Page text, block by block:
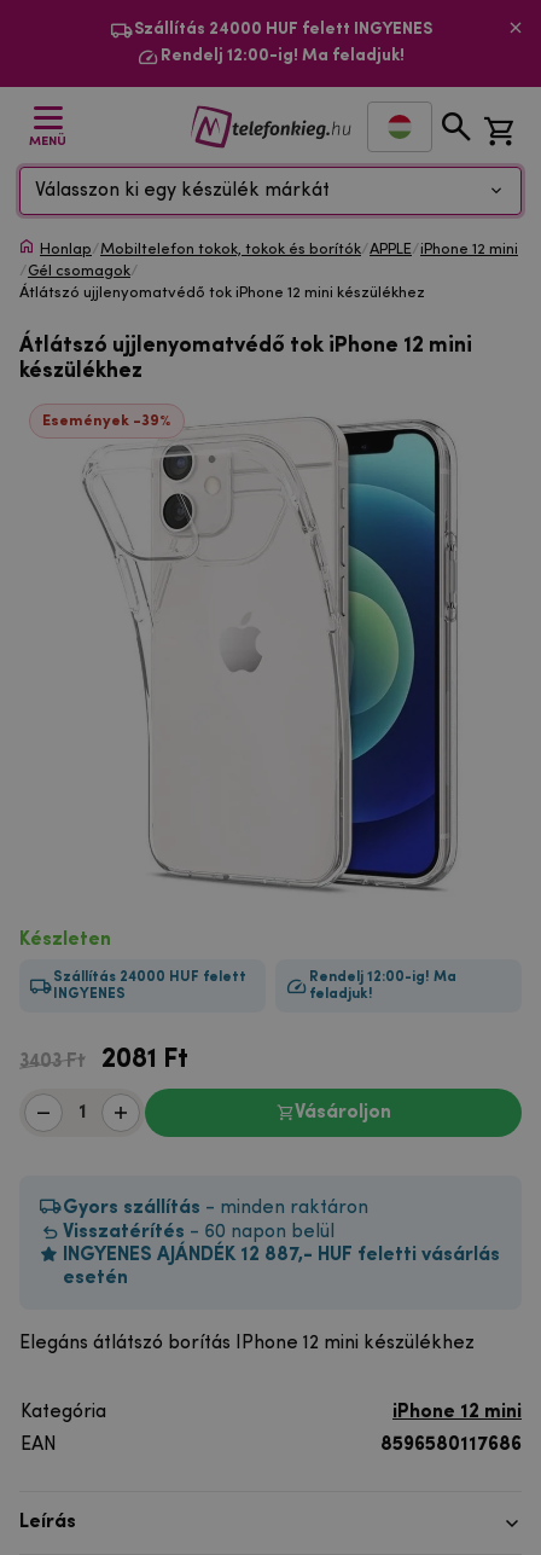
Szállítás 24000 HUF felett INGYENES
Rendelj 12:00-ig! Ma feladjuk!
MENÜ
Válasszon ki egy készülék márkát
Honlap/Mobiltelefon tokok, tokok és borítók/APPLE/iPhone 12 mini
/Gél csomagok/
Átlátszó ujjlenyomatvédő tok iPhone 12 mini készülékhez
Átlátszó ujjlenyomatvédő tok iPhone 12 mini
készülékhez
Események -39%
Készleten
Szállítás 24000 HUF felett
INGYENES
Rendelj 12:00-ig! Ma
feladjuk!
3403 Ft 2081 Ft
Vásároljon
Gyors szállítás - minden raktáron
Visszatérítés - 60 napon belül
INGYENES AJÁNDÉK 12 887,- HUF feletti vásárlás
esetén
Elegáns átlátszó borítás IPhone 12 mini készülékhez
Kategória
iPhone 12 mini
EAN
8596580117686
Leírás